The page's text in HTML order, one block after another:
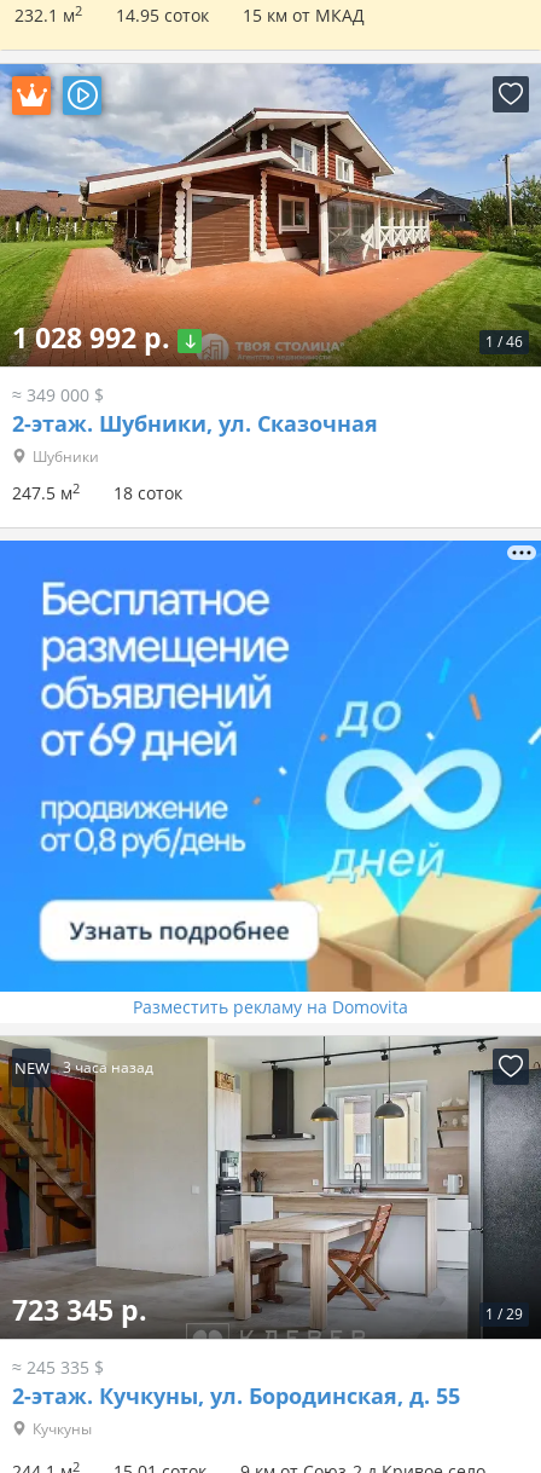
232.1 м2 14.95 соток 15 км от МКАД
1 /46
1 028 992 р.
≈ 349 000 $
2-этаж. Шубники, ул. Сказочная
Шубники
247.5 м2 18 соток
Разместить рекламу на Domovita
NEW 3 часа назад
1 /29
723 345 р.
≈ 245 335 $
2-этаж. Кучкуны, ул. Бородинская, д. 55
Кучкуны
2